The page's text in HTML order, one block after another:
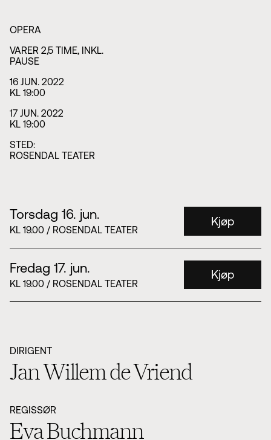
16 JUN. 2022
KL 19:00
17 JUN. 2022
KL 19:00
OPERA
VARER 2,5 TIME, INKL.
PAUSE
STED:
ROSENDAL TEATER
Torsdag 16. jun.
KL 19.00 / ROSENDAL TEATER
Kjøp
Fredag 17. jun.
KL 19.00 / ROSENDAL TEATER
Kjøp
DIRIGENT
Jan Willem de Vriend
REGISSØR
Eva Buchmann